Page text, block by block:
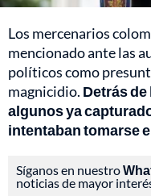
Los mercenarios
mencionado ante las
políticos como
magnicidio. Detrás
algunos ya
intentaban tomarse
Síganos en nuestro
noticias de mayor